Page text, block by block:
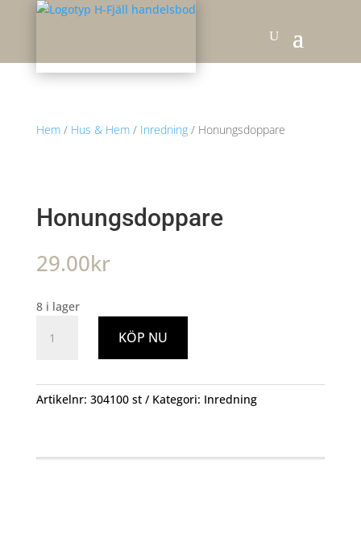
Hem/ Hus & Hem/ Inredning/ Honungsdoppare
Honungsdoppare
29.00kr
8 i lager
mängd
KÖP NU
Artikelnr: 304100 st Kategori: Inredning